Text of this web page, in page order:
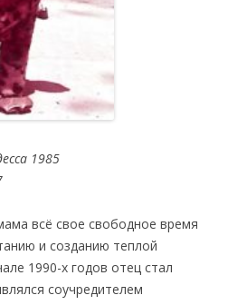
Одесса 1985
всё свое свободное время
и созданию теплой
1990-х годов отец стал
соучредителем